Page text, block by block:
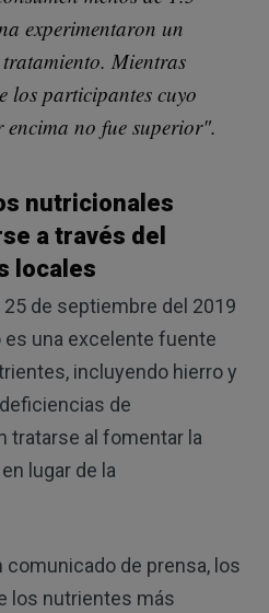
experimentaron un
Mientras
los participantes cuyo
encima no fue superior".
nutricionales
a través del
locales
de septiembre del 2019
una excelente fuente
incluyendo hierro y
de
tratarse al fomentar la
lugar de la
de prensa, los
los nutrientes más